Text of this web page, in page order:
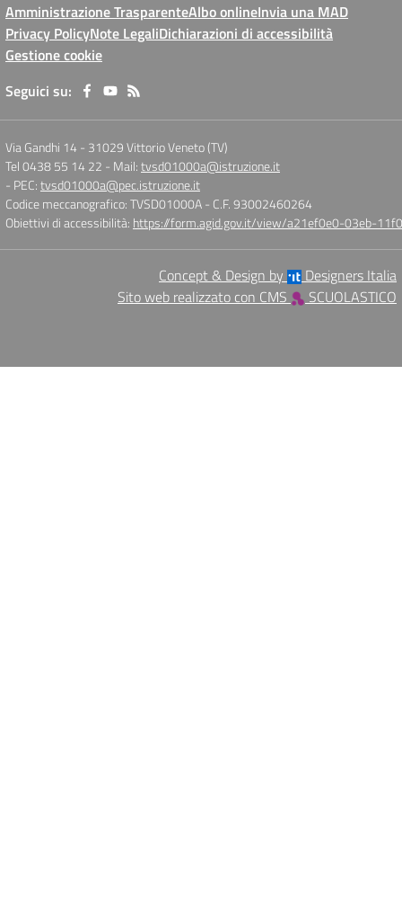
Amministrazione TrasparenteAlbo onlineInvia una MAD
Privacy PolicyNote LegaliDichiarazioni di accessibilità
Gestione cookie
Seguici su:
Via Gandhi 14 - 31029 Vittorio Veneto (TV)
Tel 0438 55 14 22 - Mail:tvsd01000a@istruzione.it
- PEC:tvsd01000a@pec.istruzione.it
Codice meccanografico: TVSD01000A- C.F. 93002460264
Obiettivi di accessibilità: https://form.agid.gov.it/view/a21ef0e0-03eb-
Concept & Design by
Designers Italia
Sito web realizzato con CMS
SCUOLASTICO